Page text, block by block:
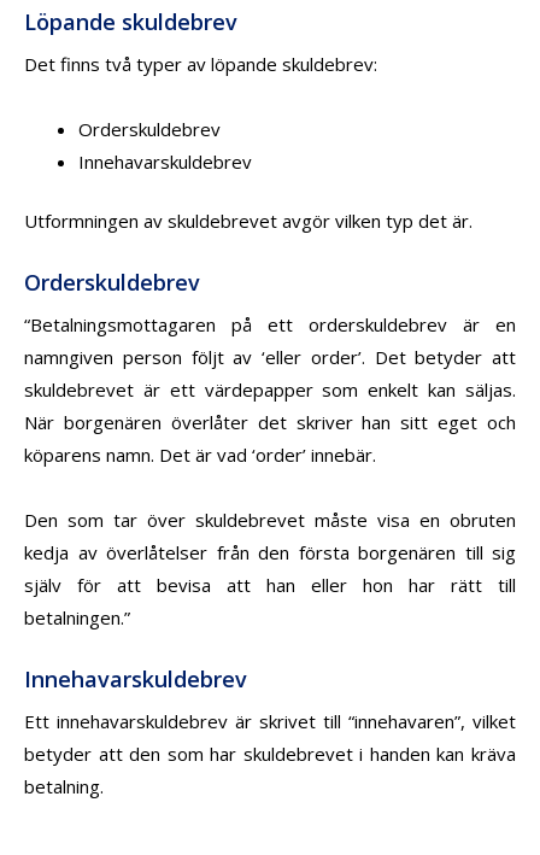
Löpande skuldebrev
Det finns två typer av löpande skuldebrev:
Orderskuldebrev
Innehavarskuldebrev
Utformningen av skuldebrevet avgör vilken typ det är.
Orderskuldebrev
“Betalningsmottagaren på ett orderskuldebrev är en
namngiven person följt av ‘eller order’. Det betyder att
skuldebrevet är ett värdepapper som enkelt kan säljas.
När borgenären överlåter det skriver han sitt eget och
köparens namn. Det är vad ‘order’ innebär.
Den som tar över skuldebrevet måste visa en obruten
kedja av överlåtelser från den första borgenären till sig
själv för att bevisa att han eller hon har rätt till
betalningen.”
Innehavarskuldebrev
Ett innehavarskuldebrev är skrivet till “innehavaren”, vilket
betyder att den som har skuldebrevet i handen kan kräva
betalning.